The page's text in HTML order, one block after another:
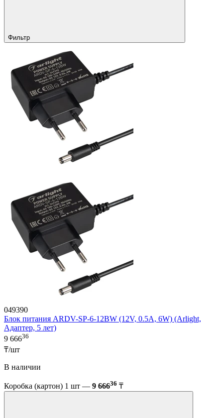
Фильтр
049390
Блок питания ARDV-SP-6-12BW (12V, 0.5A, 6W) (Arlight,
Адаптер, 5 лет)
9 66636
₸/шт
В наличии
Коробка (картон) 1 шт — 9 66636 ₸